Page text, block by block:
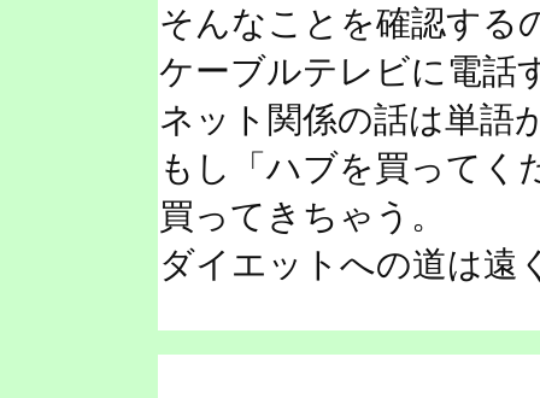
そんなことを確認す
ケーブルテレビに電話
ネット関係の話は単語
もし「ハブを買って
買ってきちゃう。
ダイエットへの道は遠